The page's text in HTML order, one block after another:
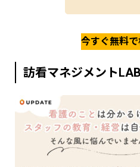
今すぐ無料
訪看マネジメントLAB